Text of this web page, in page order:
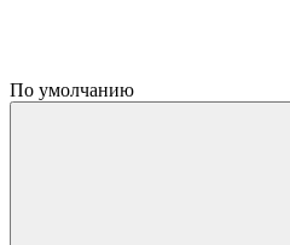
По умолчанию